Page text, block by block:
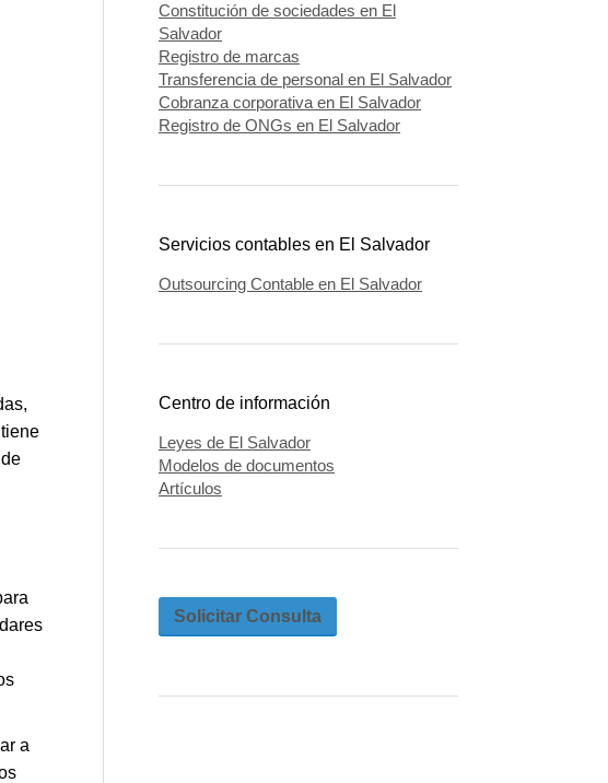
a
Constitución de sociedades en El
Salvador
Registro de marcas
Transferencia de personal en El Salvador
Cobranza corporativa en El Salvador
Registro de ONGs en El Salvador
Servicios contables en El Salvador
Outsourcing Contable en El Salvador
Centro de información
Leyes de El Salvador
Modelos de documentos
Artículos
Solicitar Consulta